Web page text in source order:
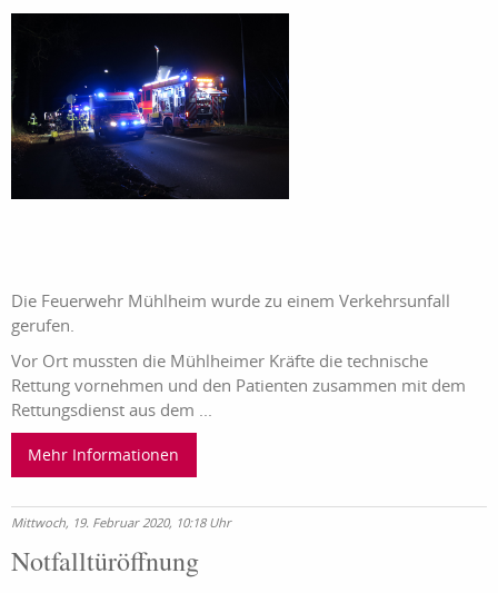
Die Feuerwehr Mühlheim wurde zu einem Verkehrsunfall
gerufen.
Vor Ort mussten die Mühlheimer Kräfte die technische
Rettung vornehmen und den Patienten zusammen mit dem
Rettungsdienst aus dem ...
Mehr Informationen
Mittwoch, 19. Februar 2020, 10:18 Uhr
Notfalltüröffnung